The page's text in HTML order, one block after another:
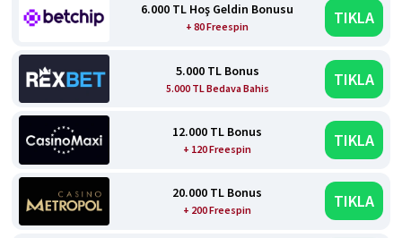
6.000 TL Hoş Geldin Bonusu
+ 80 Freespin TIKLA
5.000 TL Bonus
5.000 TL Bedava Bahis TIKLA
12.000 TL Bonus
+ 120 Freespin TIKLA
20.000 TL Bonus
+ 200 Freespin TIKLA